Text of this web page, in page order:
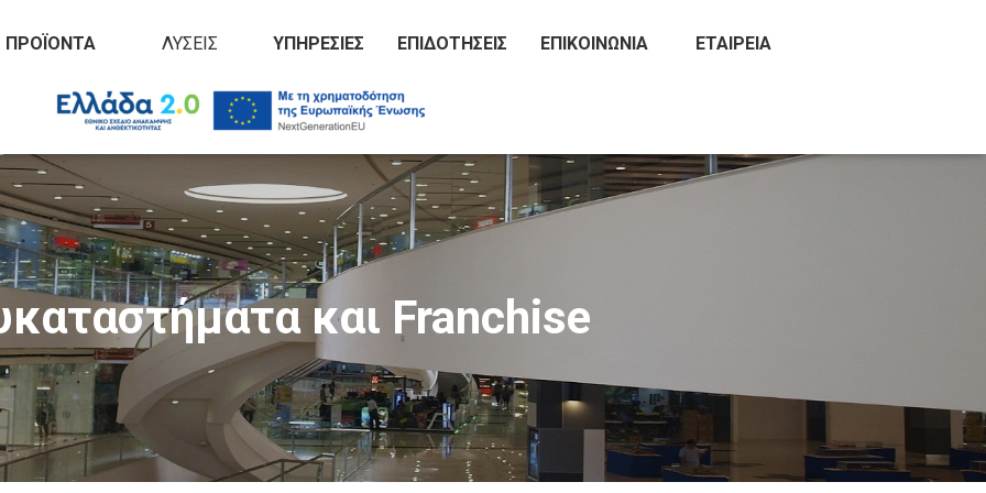
ΠΡΟΪΌΝΤΑ ΛΎΣΕΙΣ ΥΠΗΡΕΣΊΕΣ ΕΠΙΔΟΤΉΣΕΙΣ ΕΠΙΚΟΙΝΩΝΊΑ ΕΤΑΙΡΕΊΑ
και Franchise